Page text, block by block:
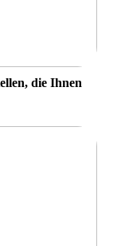
die Ihnen